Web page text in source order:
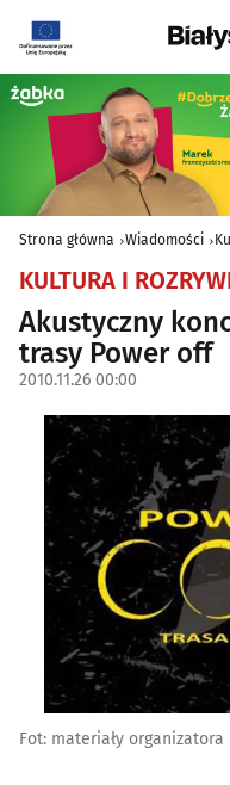
Strona główna Wiadomości
KULTURA I
Akustyczny
trasy Power off
2010.11.26 00:00
Fot: materiały organizatora